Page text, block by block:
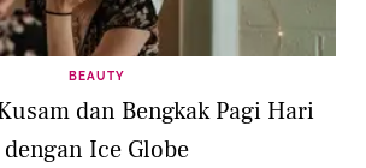
BEAUTY
dan Bengkak Pagi Hari
dengan Ice Globe